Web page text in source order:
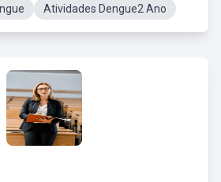
Atividades Dengue2 Ano